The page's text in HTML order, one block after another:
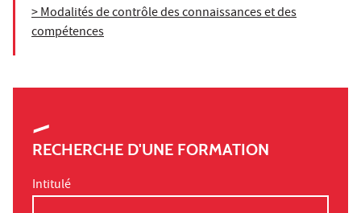
> Modalités de contrôle des connaissances et des
compétences
RECHERCHE D'UNE FORMATION
Intitulé